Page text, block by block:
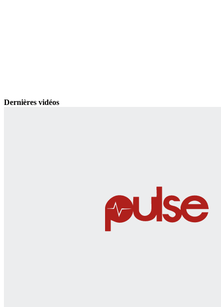
Dernières vidéos